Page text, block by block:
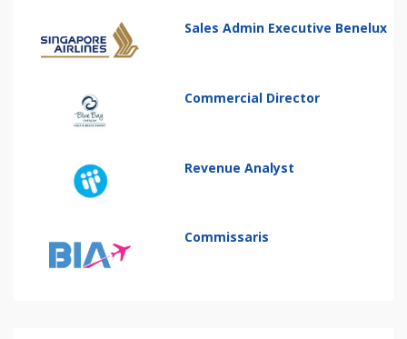
Sales Admin Executive Benelux
Commercial Director
Revenue Analyst
Commissaris